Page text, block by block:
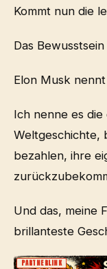
Kommt nun die
Das
Elon Musk
Ich nenne es
Weltgeschichte,
bezahlen, ihre
Und das, meine
brillanteste
PARTNERLINK